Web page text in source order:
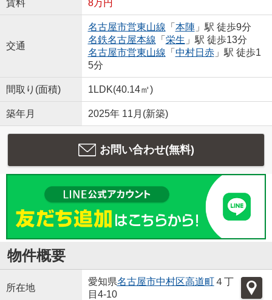
賃料 8万円
交通
名古屋市営東山線 「 本陣」駅 徒歩9分
名鉄名古屋本線 「 栄生 」駅 徒歩13分
名古屋市営東山線 「 中村日赤」駅 徒歩1
5分
間取り(面積) 1LDK(40.14㎡)
築年月 2025年 11月(新築)
お問い合わせ(無料)
物件概要
所在地
愛知県名古屋市中村区高道町４丁
目4-10